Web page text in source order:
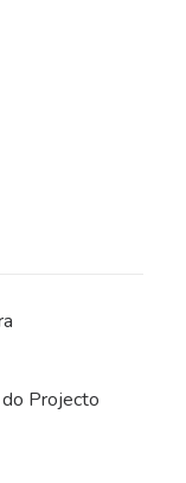
do Projecto